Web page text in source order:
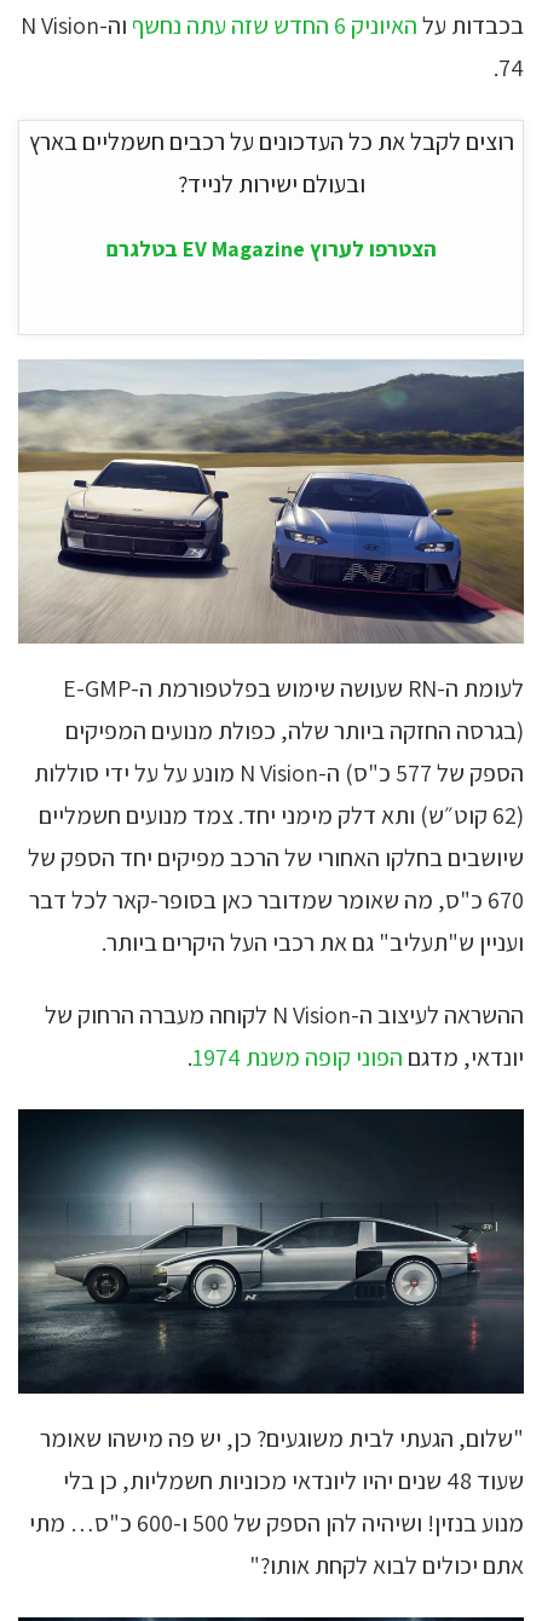
בכבדות עלהאיוניק 6 החדש שזה עתה נחשף
וה-N Vision
74.
רוצים לקבל את כל העדכונים על רכבים חשמליים בארץ
ובעולם ישירות לנייד?
הצטרפו לערוץ EV Magazine בטלגרם
לעומת ה-RN שעושה שימוש בפלטפורמת ה-E-GMP
(בגרסה החזקה ביותר שלה, כפולת מנועים המפיקים
הספק של 577 כ"ס) ה-N Vision מונע על על ידי סוללות
(62 קוט״ש) ותא דלק מימני יחד. צמד מנועים חשמליים
שיושבים בחלקו האחורי של הרכב מפיקים יחד הספק של
670 כ"ס, מה שאומר שמדובר כאן בסופר-קאר לכל דבר
ועניין ש"תעליב" גם את רכבי העל היקרים ביותר.
ההשראה לעיצוב ה-N Vision לקוחה מעברה הרחוק של
יונדאי, מדגם הפוני קופה משנת 1974 .
"שלום, הגעתי לבית משוגעים? כן, יש פה מישהו שאומר
שעוד 48 שנים יהיו ליונדאי מכוניות חשמליות, כן בלי
מנוע בנזין! ושיהיה להן הספק של 500 ו-600 כ"ס… מתי
אתם יכולים לבוא לקחת אותו?"